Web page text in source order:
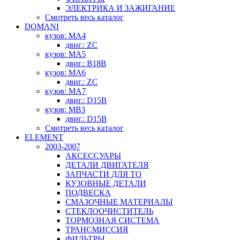
ЭЛЕКТРИКА И ЗАЖИГАНИЕ
Смотреть весь каталог
DOMANI
кузов: MA4
двиг.: ZC
кузов: MA5
двиг.: B18B
кузов: MA6
двиг.: ZC
кузов: MA7
двиг.: D15B
кузов: MB3
двиг.: D15B
Смотреть весь каталог
ELEMENT
2003-2007
АКСЕССУАРЫ
ДЕТАЛИ ДВИГАТЕЛЯ
ЗАПЧАСТИ ДЛЯ ТО
КУЗОВНЫЕ ДЕТАЛИ
ПОДВЕСКА
СМАЗОЧНЫЕ МАТЕРИАЛЫ
СТЕКЛООЧИСТИТЕЛЬ
ТОРМОЗНАЯ СИСТЕМА
ТРАНСМИССИЯ